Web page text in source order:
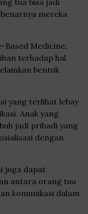
mereka
Medicine,
terhadap hal
bentuk
yang terlihat lebay
Anak yang
jadi pribadi yang
dengan
juga dapat
antara orang tua
komunikasi dalam